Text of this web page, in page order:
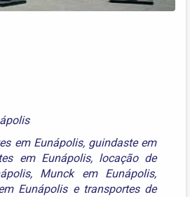
em Eunápolis, guindaste em
em Eunápolis, locação de
, Munck em Eunápolis,
Eunápolise transportes de